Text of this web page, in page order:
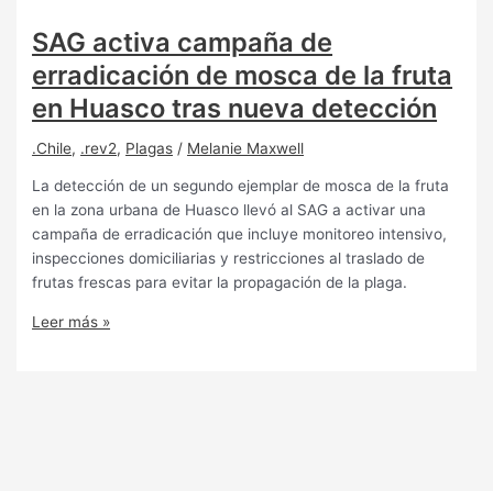
SAG activa campaña de
erradicación de mosca de la fruta
en Huasco tras nueva detección
.Chile, .rev2, Plagas / Melanie Maxwell
La detección de un segundo ejemplar de mosca de la fruta
en la zona urbana de Huasco llevó al SAG a activar una
campaña de erradicación que incluye monitoreo intensivo,
inspecciones domiciliarias y restricciones al traslado de
frutas frescas para evitar la propagación de la plaga.
Leer más »